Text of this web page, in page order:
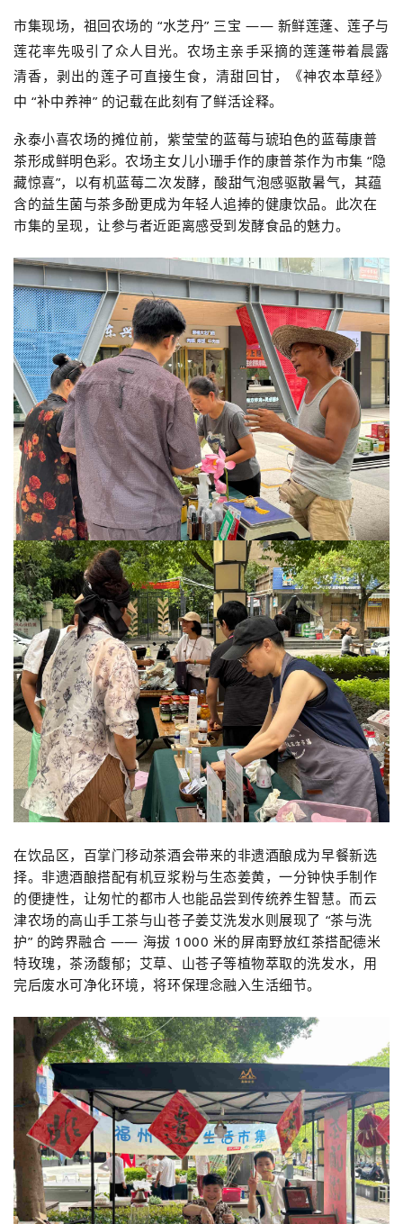
市集现场，祖回农场的 “水芝丹” 三宝 —— 新鲜莲蓬、莲子与
莲花率先吸引了众人目光。农场主亲手采摘的莲蓬带着晨露
清香，剥出的莲子可直接生食，清甜回甘，《神农本草经》
中 “补中养神” 的记载在此刻有了鲜活诠释。
永泰小喜农场的摊位前，紫莹莹的蓝莓与琥珀色的蓝莓康普
茶形成鲜明色彩。农场主女儿小珊手作的康普茶作为市集 “隐
藏惊喜”，以有机蓝莓二次发酵，酸甜气泡感驱散暑气，其蕴
含的益生菌与茶多酚更成为年轻人追捧的健康饮品。此次在
市集的呈现，让参与者近距离感受到发酵食品的魅力。
在饮品区，百掌门移动茶酒会带来的非遗酒酿成为早餐新选
择。非遗酒酿搭配有机豆浆粉与生态姜黄，一分钟快手制作
的便捷性，让匆忙的都市人也能品尝到传统养生智慧。而云
津农场的高山手工茶与山苍子姜艾洗发水则展现了 “茶与洗
护” 的跨界融合 —— 海拔 1000 米的屏南野放红茶搭配德米
特玫瑰，茶汤馥郁；艾草、山苍子等植物萃取的洗发水，用
完后废水可净化环境，将环保理念融入生活细节。